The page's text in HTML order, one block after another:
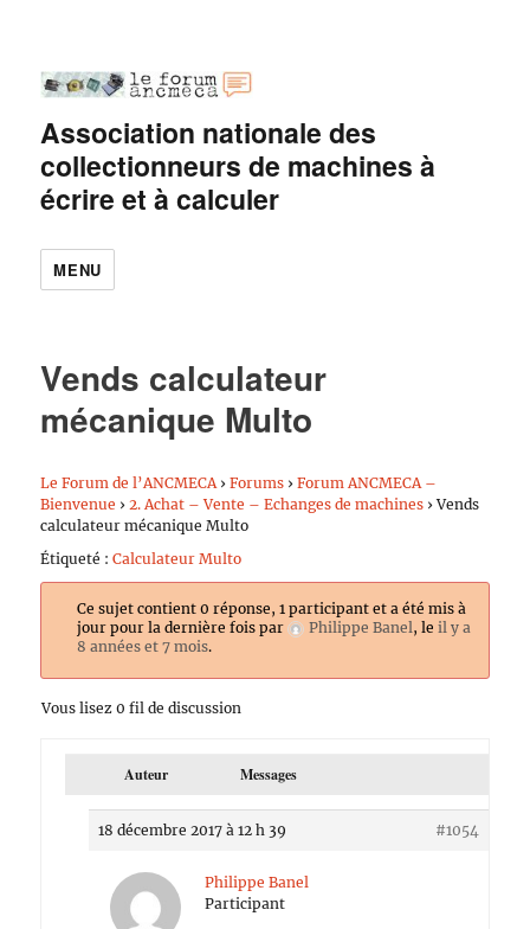
Association nationale des
collectionneurs de machines à
écrire et à calculer
MENU
Vends calculateur
mécanique Multo
Le Forum de l’ANCMECA › Forums › Forum ANCMECA –
Bienvenue › 2. Achat – Vente – Echanges de machines › Vends
calculateur mécanique Multo
Étiqueté :Calculateur Multo
Ce sujet contient 0 réponse, 1 participant et a été mis à
jour pour la dernière fois par
Philippe Banel, le il y a
8 années et 7 mois.
Vous lisez 0 fil de discussion
Auteur Messages
18 décembre 2017 à 12 h 39 #1054
Philippe Banel
Participant